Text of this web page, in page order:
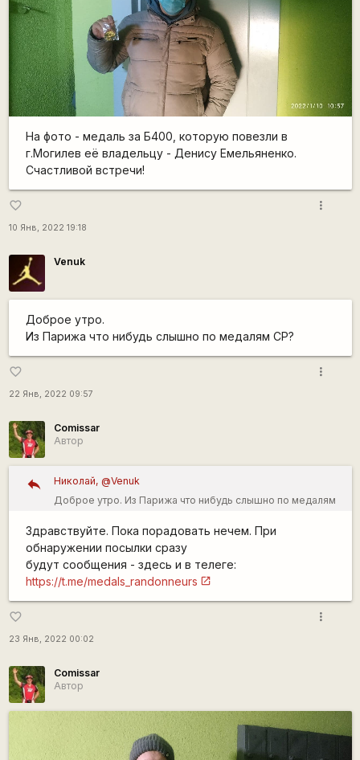
На фото - медаль за Б400, которую повезли в
г.Могилев её владельцу - Денису Емельяненко.
Счастливой встречи!
favorite_border
10 Янв, 2022 19:18
more_vert
Venuk
Доброе утро.
Из Парижа что нибудь слышно по медалям СР?
favorite_border
22 Янв, 2022 09:57
more_vert
Comissar
Автор
Николай, @Venuk
Доброе утро. Из Парижа что нибудь слышно по медалям
Здравствуйте. Пока порадовать нечем. При
обнаружении посылки сразу
будут сообщения - здесь и в телеге:
https://t.me/medals_randonneurs
favorite_border
23 Янв, 2022 00:02
more_vert
Comissar
Автор